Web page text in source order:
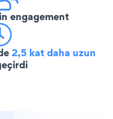
in engagement
2,5 kat daha uzun